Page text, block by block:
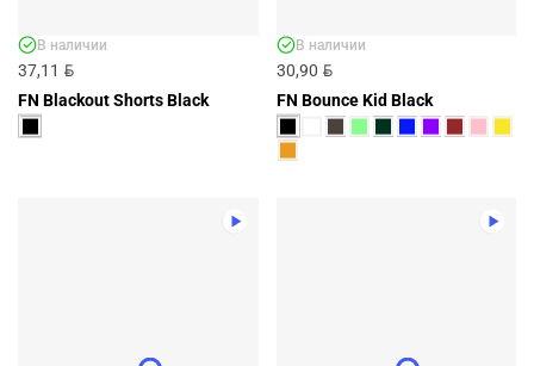
37,11 BYN
В наличии
FN Blackout Shorts Black
30,90 BYN
В наличии
FN Bounce Kid Black